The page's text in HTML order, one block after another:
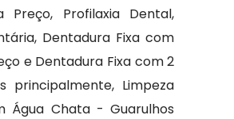
Preço, Profilaxia Dental,
Dentadura Fixa com
e Dentadura Fixa com 2
principalmente, Limpeza
Água Chata - Guarulhos